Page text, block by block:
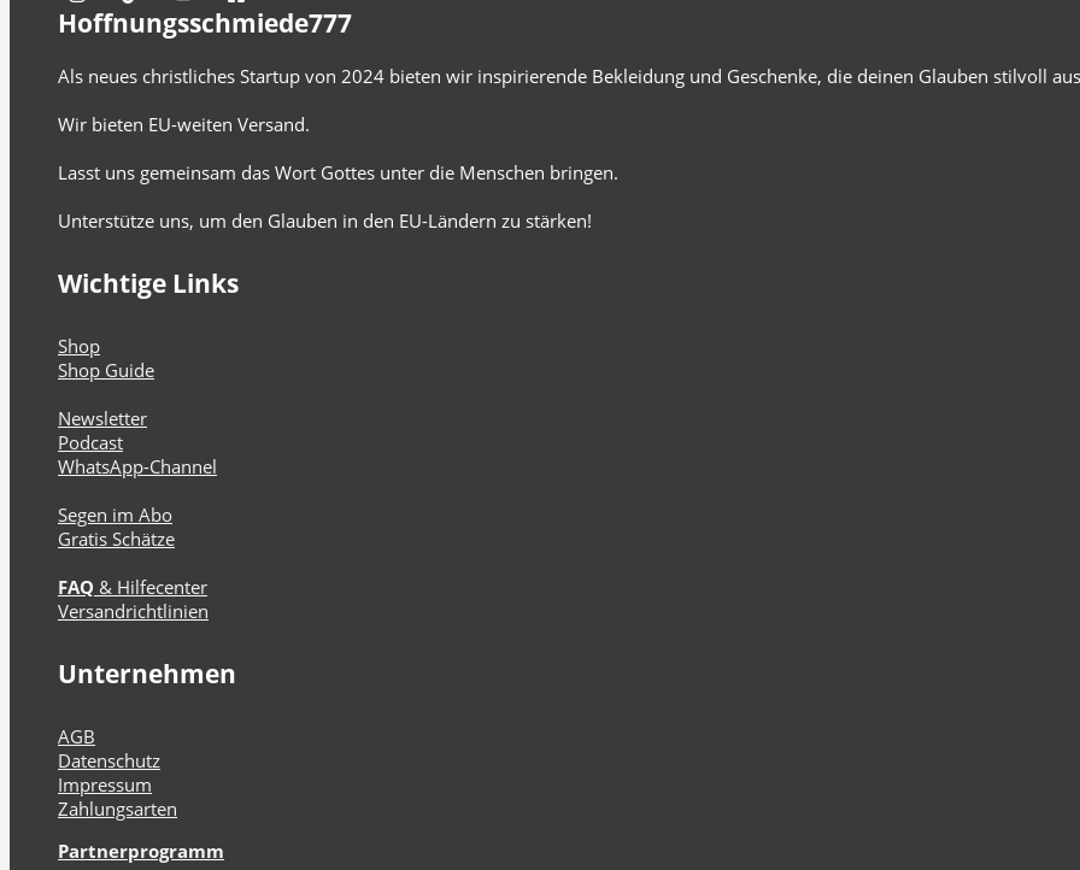
Hoffnungsschmiede777
Als neues christliches Startup von 2024 bieten wir inspirierende Bekleidung und Geschenke, die deinen Glauben stilvoll
Wir bieten EU-weiten Versand.
Lasst uns gemeinsam das Wort Gottes unter die Menschen bringen.
Unterstütze uns, um den Glauben in den EU-Ländern zu stärken!
Wichtige Links
Shop
Shop Guide
Newsletter
Podcast
WhatsApp-Channel
Segen im Abo
Gratis Schätze
FAQ & Hilfecenter
Versandrichtlinien
Unternehmen
AGB
Datenschutz
Impressum
Zahlungsarten
Partnerprogramm